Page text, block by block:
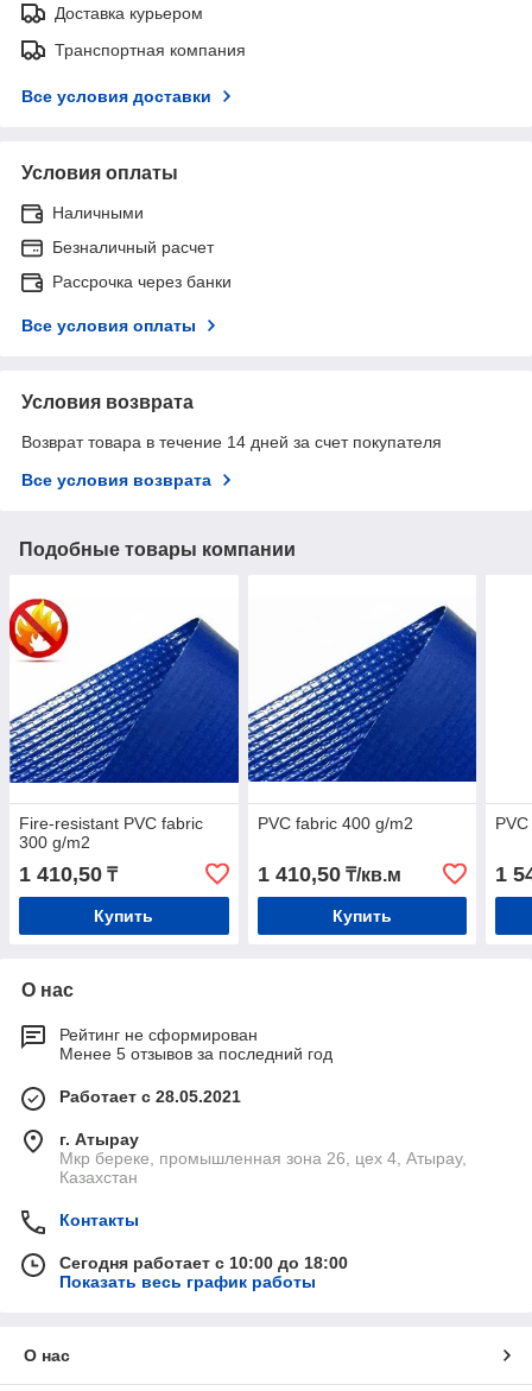
Доставка курьером
Транспортная компания
Все условия доставки
Условия оплаты
Наличными
Безналичный расчет
Рассрочка через банки
Все условия оплаты
Условия возврата
Возврат товара в течение 14 дней за счет покупателя
Все условия возврата
Подобные товары компании
Fire-resistant PVC fabric
300 g/m2
1 410,50 ₸
Купить
PVC fabric 400 g/m2
1 410,50₸/кв.м
Купить
1
О нас
Рейтинг не сформирован
Менее 5 отзывов за последний год
Работает с 28.05.2021
г. Атырау
Мкр береке, промышленная зона 26, цех 4, Атырау,
Казахстан
Контакты
Сегодня работает с 10:00 до 18:00
Показать весь график работы
О нас